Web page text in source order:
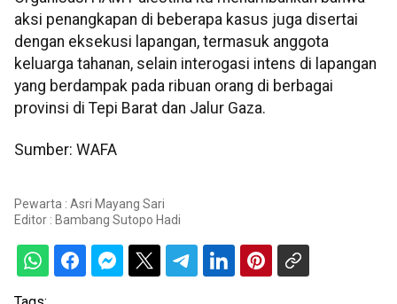
aksi penangkapan di beberapa kasus juga disertai
dengan eksekusi lapangan, termasuk anggota
keluarga tahanan, selain interogasi intens di lapangan
yang berdampak pada ribuan orang di berbagai
provinsi di Tepi Barat dan Jalur Gaza.
Sumber: WAFA
Pewarta : Asri Mayang Sari
Editor : Bambang Sutopo Hadi